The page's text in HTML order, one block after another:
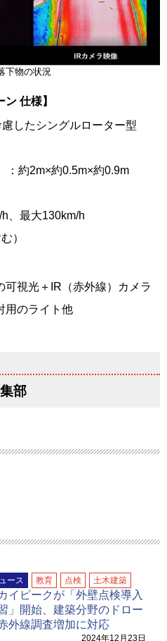
下物の状況
仕様】
したシングルローター型
：約2m×約0.5m×約0.9m
、最大130km/h
）
可視光＋IR（赤外線）カメラ
用のライト他
部
ース 教育 点検 土木建築
イピークが「外壁点検導入
」開始、建築分野のドロー
外線調査増加に対応
2024年12月23日